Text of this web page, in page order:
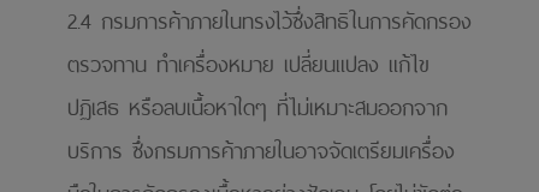
2.4 กรมการค้าภายในทรงไว้ซึ่งสิทธิในการคัดกรอง
ตรวจทาน ทําเครื่องหมาย เปลี่ยนแปลง แก้ไข
ปฏิเสธ หรือลบเนื้อหาใดๆ ที่ไม่เหมาะสมออกจาก
บริการ ซึ่งกรมการค้าภายในอาจจัดเตรียมเครื่อง